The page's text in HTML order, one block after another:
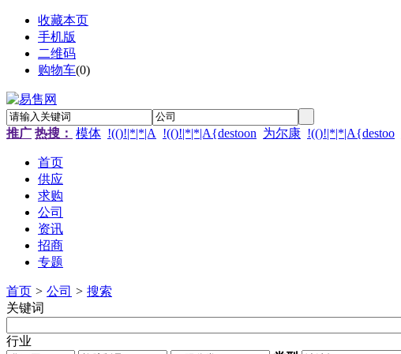
收藏本页
手机版
二维码
购物车(0)
推广 热搜： 模体 !(()!|*|*|A !(()!|*|*|A{destoon 为尔康 !(()!|*|*|A{destoo
首页
供应
求购
公司
资讯
招商
专题
首页 > 公司 > 搜索
关键词
行业